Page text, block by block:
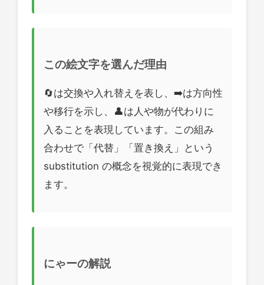
この絵文字を選んだ理由
🔄は交換や入れ替えを表し、➡️は方向性
や移行を示し、👤は人や物が代わりに
入ることを表現しています。この組み
合わせで「代替」「置き換え」という
substitution の概念を視覚的に表現でき
ます。
にゃーの解説